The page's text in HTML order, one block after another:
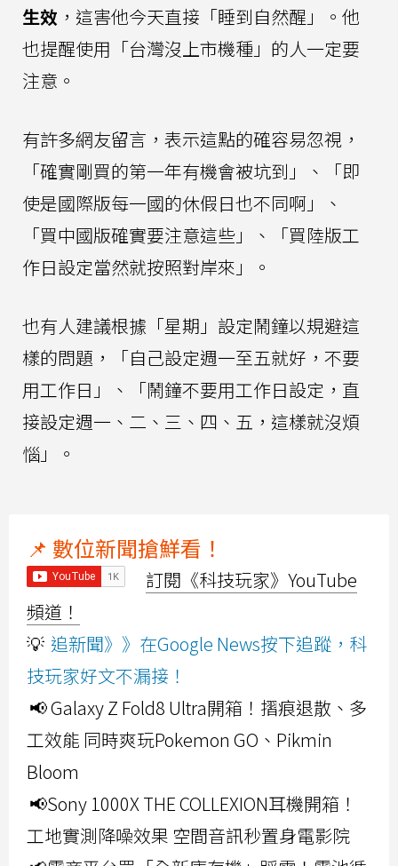
生效 ，這害他今天直接「睡到自然醒」。他
也提醒使用「台灣沒上市機種」的人一定要
注意。
有許多網友留言，表示這點的確容易忽視，
「確實剛買的第一年有機會被坑到」、「即
使是國際版每一國的休假日也不同啊」、
「買中國版確實要注意這些」、「買陸版工
作日設定當然就按照對岸來」。
也有人建議根據「星期」設定鬧鐘以規避這
樣的問題，「自己設定週一至五就好，不要
用工作日」、「鬧鐘不要用工作日設定，直
接設定週一、二、三、四、五，這樣就沒煩
惱」。
📌 數位新聞搶鮮看！
訂閱《科技玩家》YouTube
頻道！
💡 追新聞》》在Google News按下追蹤，科
技玩家好文不漏接！
📢 Galaxy Z Fold8 Ultra開箱！摺痕退散、多
工效能 同時爽玩Pokemon GO、Pikmin
Bloom
📢Sony 1000X THE COLLEXION耳機開箱！
工地實測降噪效果 空間音訊秒置身電影院